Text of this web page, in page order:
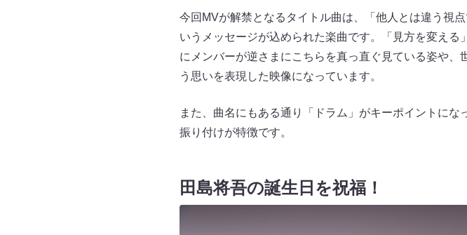
今回MVが解禁となるタイトル曲は、「他人とは違う視
いうメッセージが込められた楽曲です。「見方を変え
にメンバーが逆さまにこちらを真っ直ぐ見ている姿や
う思いを表現した映像になっています。
また、曲名にもある通り「ドラム」がキーポイントに
振り付けが特徴です。
田島将吾の誕生日を祝福！